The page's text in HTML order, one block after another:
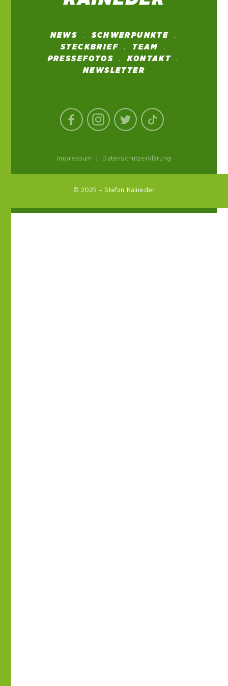
NEWS
SCHWERPUNKTE
STECKBRIEF
TEAM
PRESSEFOTOS
KONTAKT
NEWSLETTER
Impressum Datenschutzerklärung
© 2025 – Stefan Kaineder